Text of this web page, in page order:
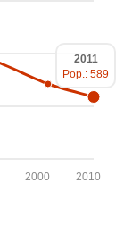
2010
2000
2011
Pop.: 589